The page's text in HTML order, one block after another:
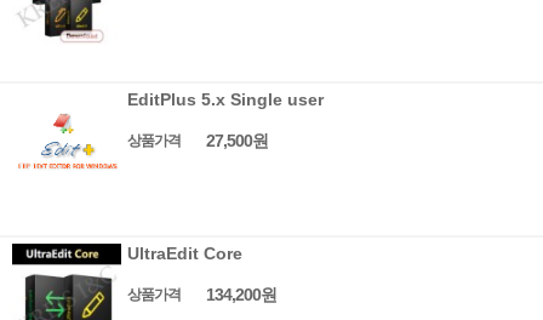
EditPlus 5.x Single user
상품가격 27,500원
UltraEdit Core
상품가격 134,200원